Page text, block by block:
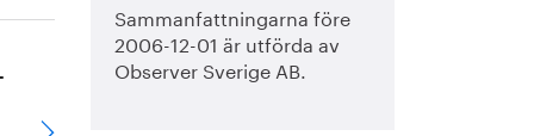
Sammanfattningarna före
2006-12-01 är utförda av
Observer Sverige AB.